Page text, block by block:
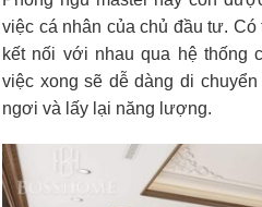
việc cá nhân của chủ đầu tư.
kết nối với nhau qua hệ thống
việc xong sẽ dễ dàng di
ngơi và lấy lại năng lượng.